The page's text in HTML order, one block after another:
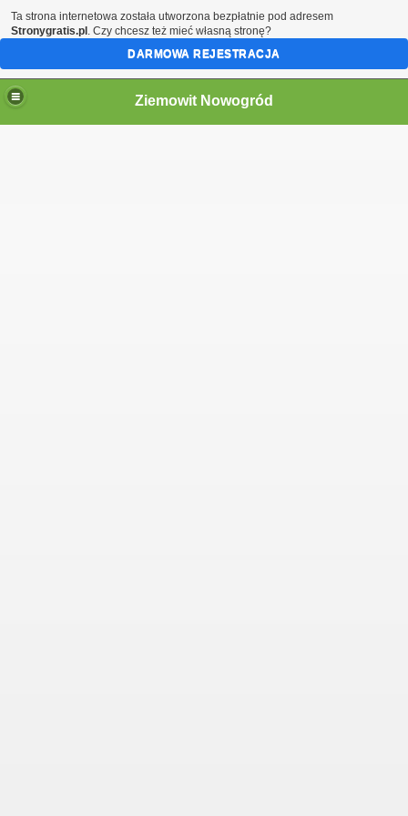
Ziemowit Nowogród
Ta strona internetowa została utworzona bezpłatnie pod adresem
Stronygratis.pl . Czy chcesz też mieć własną stronę?
DARMOWA REJESTRACJA